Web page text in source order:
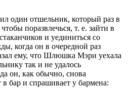
один отшельник, который раз в
поразвлечься, т. е. зайти в
и уединиться со
когда он в очередной раз
ему, что Шлюшка Мэри уехала
так и не удалось
он, как обычно, снова
в бар и спрашивает у бармена: